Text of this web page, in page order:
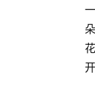
一
朵
花
开